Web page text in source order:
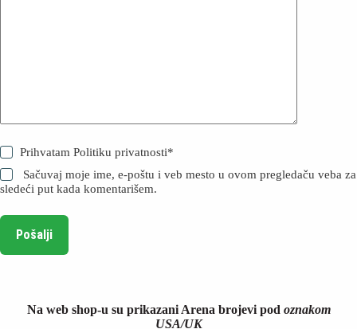
PrihvatamPolitiku privatnosti*
Sačuvaj moje ime, e-poštu i veb mesto u ovom pregledaču veba za
sledeći put kada komentarišem.
Pošalji
Na web shop-u su prikazani Arena brojevi pod oznakom
USA/UK